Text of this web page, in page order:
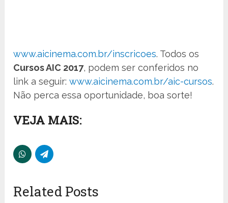
www.aicinema.com.br/inscricoes. Todos os
Cursos AIC 2017, podem ser conferidos no
link a seguir:www.aicinema.com.br/aic-cursos.
Não perca essa oportunidade, boa sorte!
VEJA MAIS:
Related Posts